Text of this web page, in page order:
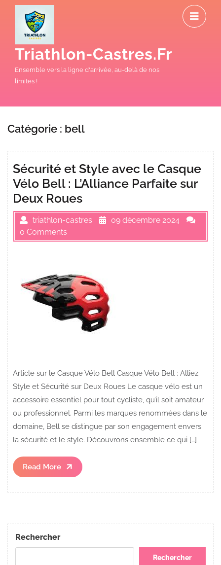
Triathlon-Castres.fr
Ensemble vers la ligne d'arrivée, au-delà de nos
limites !
Catégorie : bell
Sécurité et Style avec le Casque
Vélo Bell : L’Alliance Parfaite sur
Deux Roues
triathlon-castres
09 décembre 2024
0 Comments
Article sur le Casque Vélo Bell Casque Vélo Bell : Alliez
Style et Sécurité sur Deux Roues Le casque vélo est un
accessoire essentiel pour tout cycliste, qu’il soit amateur
ou professionnel. Parmi les marques renommées dans le
domaine, Bell se distingue par son engagement envers
la sécurité et le style. Découvrons ensemble ce qui […]
Read More
Read
More
Rechercher
Rechercher